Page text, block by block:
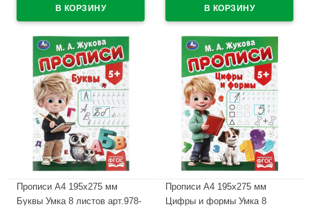
Прописи А4 195х275 мм
Буквы Умка 8 листов арт.978-
Прописи А4 195х275 мм
Цифры и формы Умка 8